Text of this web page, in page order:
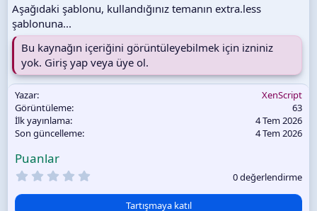
Aşağıdaki şablonu, kullandığınız temanın extra.less
şablonuna...
Bu kaynağın içeriğini görüntüleyebilmek için izniniz
yok. Giriş yap veya üye ol.
Yazar
XenScript
Görüntüleme
63
İlk yayınlama
4 Tem 2026
Son güncelleme
4 Tem 2026
Puanlar
0
0 değerlendirme
Tartışmaya katıl